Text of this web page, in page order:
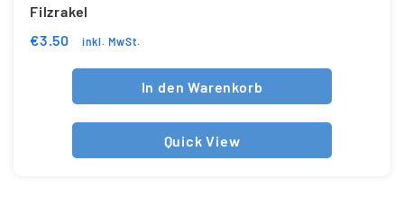
Filzrakel
€3.50 inkl. MwSt.
In den Warenkorb
Quick View